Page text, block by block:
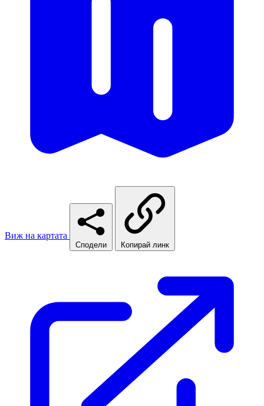
Виж на картата
Сподели Копирай линк